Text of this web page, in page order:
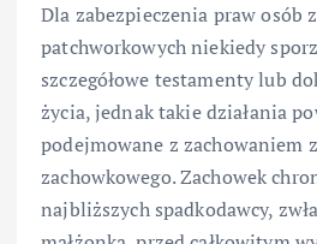
Dla zabezpieczenia praw osób
patchworkowych niekiedy
szczegółowe testamenty lub
życia, jednak takie działania
podejmowane z zachowaniem
zachowkowego. Zachowek
najbliższych spadkodawcy,